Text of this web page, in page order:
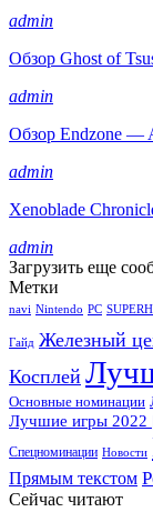
admin
Обзор Ghost of
admin
Обзор Endzone —
admin
Xenoblade
admin
Загрузить еще
Метки
navi Nintendo PC
Гайд Железный
Косплей
Основные номинации
Лучшие игры 2022
Спецноминации Новости
Прямым текстом
Сейчас читают